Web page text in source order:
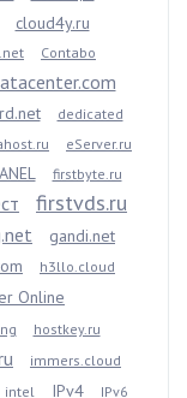
cloud4y.ru
Contabo
dedicated
eServer.ru
firstbyte.ru
firstvds.ru
gandi.net
h3llo.cloud
Online
hostkey.ru
immers.cloud
intel IPv4 IPv6